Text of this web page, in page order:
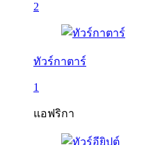
2
ทัวร์กาตาร์
1
แอฟริกา